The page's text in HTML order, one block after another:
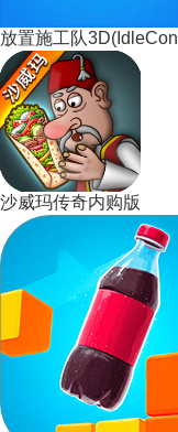
放置施工队
沙威玛传奇内购版